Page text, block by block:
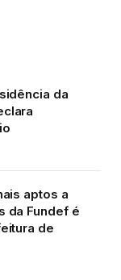
da
aptos a
da Fundef é
de